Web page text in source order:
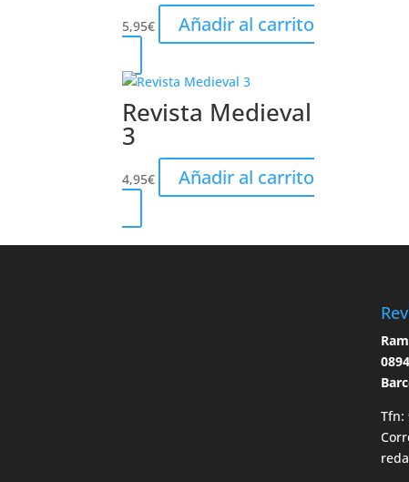
5,95€ Añadir al carrito
Revista Medieval
3
4,95€ Añadir al carrito
Tfn: